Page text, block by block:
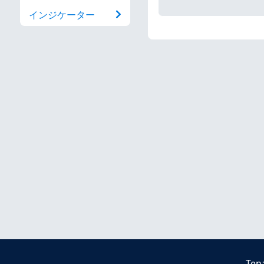
インジケーター